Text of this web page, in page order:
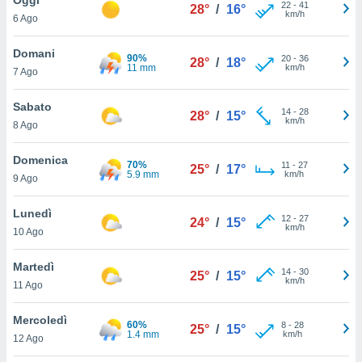
è
al sito
di
ci
di
il
un
la
nella
6 Ago
28° / 16° 22- 41
km/h
Domani
7 Ago
90%
11 mm
28° / 18° 20- 36
km/h
Sabato
8 Ago
28° / 15° 14- 28
km/h
Domenica
9 Ago
70%
5.9 mm
25° / 17° 11 - 27
km/h
Lunedì
10 Ago
24° / 15° 12- 27
km/h
Martedì
11 Ago
25° / 15° 14- 30
km/h
Mercoledì
12 Ago
60%
1.4 mm
25° / 15° 8- 28
km/h